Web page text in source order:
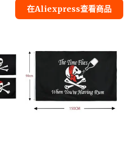
在Aliexpress查看商品